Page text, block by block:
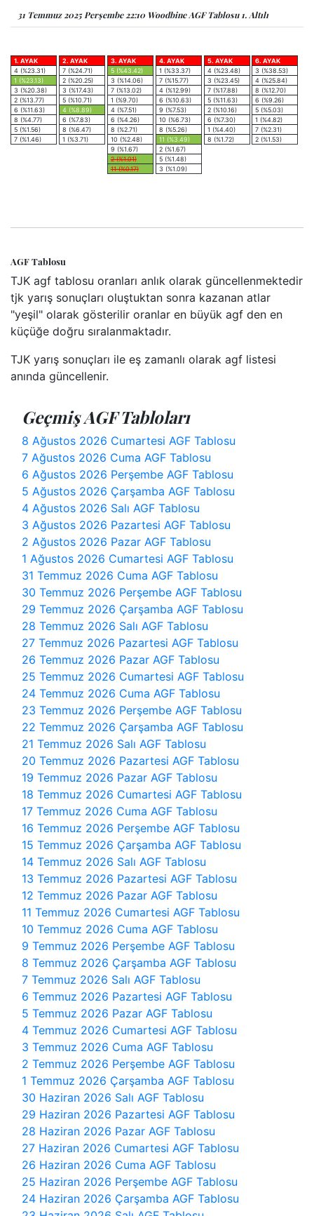
31 Temmuz 2025 Perşembe 22:10 Woodbine AGF Tablosu 1. Altılı
1. AYAK
4 (%23.31)
1 (%23.13)
3 (%20.38)
2 (%13.77)
6 (%11.63)
8 (%4.77)
5 (%1.56)
7 (%1.46)
2. AYAK
7 (%24.71)
2 (%20.25)
3 (%17.43)
5 (%10.71)
4 (%8.89)
6 (%7.83)
8 (%6.47)
1 (%3.71)
3. AYAK
5 (%43.42)
3 (%14.06)
7 (%13.02)
1 (%9.70)
4 (%7.51)
6 (%4.26)
8 (%2.71)
10 (%2.48)
9 (%1.67)
2 (%1.01)
11 (%0.17)
4. AYAK
1 (%33.37)
7 (%15.77)
4 (%12.99)
6 (%10.63)
9 (%7.53)
10 (%6.73)
8 (%5.26)
11 (%3.49)
2 (%1.67)
5 (%1.48)
3 (%1.09)
5. AYAK
4 (%23.48)
3 (%23.45)
7 (%17.88)
5 (%11.63)
2 (%10.16)
6 (%7.30)
1 (%4.40)
8 (%1.72)
6. AYAK
3 (%38.53)
4 (%25.84)
8 (%12.70)
6 (%9.26)
5 (%5.03)
1 (%4.82)
7 (%2.31)
2 (%1.53)
AGF Tablosu
TJK agf tablosu oranları anlık olarak güncellenmektedir
tjk yarış sonuçları oluştuktan sonra kazanan atlar
"yeşil" olarak gösterilir oranlar en büyük agf den en
küçüğe doğru sıralanmaktadır.
TJK yarış sonuçları ile eş zamanlı olarak agf listesi
anında güncellenir.
Geçmiş AGF Tabloları
8 Ağustos 2026 Cumartesi AGF Tablosu
7 Ağustos 2026 Cuma AGF Tablosu
6 Ağustos 2026 Perşembe AGF Tablosu
5 Ağustos 2026 Çarşamba AGF Tablosu
4 Ağustos 2026 Salı AGF Tablosu
3 Ağustos 2026 Pazartesi AGF Tablosu
2 Ağustos 2026 Pazar AGF Tablosu
1 Ağustos 2026 Cumartesi AGF Tablosu
31 Temmuz 2026 Cuma AGF Tablosu
30 Temmuz 2026 Perşembe AGF Tablosu
29 Temmuz 2026 Çarşamba AGF Tablosu
28 Temmuz 2026 Salı AGF Tablosu
27 Temmuz 2026 Pazartesi AGF Tablosu
26 Temmuz 2026 Pazar AGF Tablosu
25 Temmuz 2026 Cumartesi AGF Tablosu
24 Temmuz 2026 Cuma AGF Tablosu
23 Temmuz 2026 Perşembe AGF Tablosu
22 Temmuz 2026 Çarşamba AGF Tablosu
21 Temmuz 2026 Salı AGF Tablosu
20 Temmuz 2026 Pazartesi AGF Tablosu
19 Temmuz 2026 Pazar AGF Tablosu
18 Temmuz 2026 Cumartesi AGF Tablosu
17 Temmuz 2026 Cuma AGF Tablosu
16 Temmuz 2026 Perşembe AGF Tablosu
15 Temmuz 2026 Çarşamba AGF Tablosu
14 Temmuz 2026 Salı AGF Tablosu
13 Temmuz 2026 Pazartesi AGF Tablosu
12 Temmuz 2026 Pazar AGF Tablosu
11 Temmuz 2026 Cumartesi AGF Tablosu
10 Temmuz 2026 Cuma AGF Tablosu
9 Temmuz 2026 Perşembe AGF Tablosu
8 Temmuz 2026 Çarşamba AGF Tablosu
7 Temmuz 2026 Salı AGF Tablosu
6 Temmuz 2026 Pazartesi AGF Tablosu
5 Temmuz 2026 Pazar AGF Tablosu
4 Temmuz 2026 Cumartesi AGF Tablosu
3 Temmuz 2026 Cuma AGF Tablosu
2 Temmuz 2026 Perşembe AGF Tablosu
1 Temmuz 2026 Çarşamba AGF Tablosu
30 Haziran 2026 Salı AGF Tablosu
29 Haziran 2026 Pazartesi AGF Tablosu
28 Haziran 2026 Pazar AGF Tablosu
27 Haziran 2026 Cumartesi AGF Tablosu
26 Haziran 2026 Cuma AGF Tablosu
25 Haziran 2026 Perşembe AGF Tablosu
24 Haziran 2026 Çarşamba AGF Tablosu